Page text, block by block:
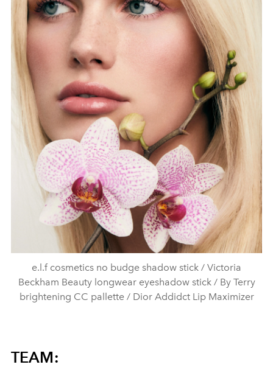
e.l.f cosmetics no budge shadow stick / Victoria
Beckham Beauty longwear eyeshadow stick / By Terry
brightening CC pallette / Dior Addidct Lip Maximizer
TEAM: